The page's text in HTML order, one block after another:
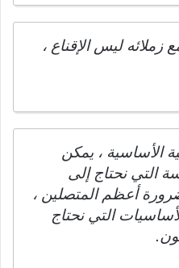
ليس الإقناع ،
الأساسية ، يمكن
التي نحتاج إلى
أعظم المتصلين ،
التي نحتاج